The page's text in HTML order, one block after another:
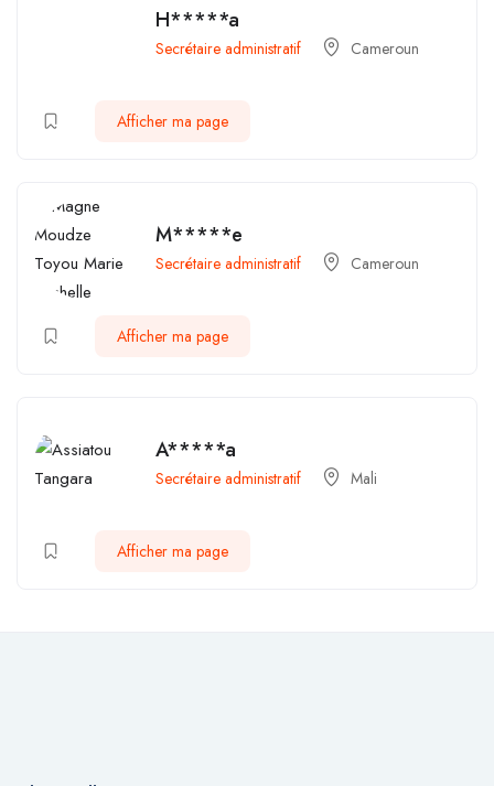
H*****a
Secrétaire administratif Cameroun
Afficher ma page
M*****e
Secrétaire administratif Cameroun
Afficher ma page
A*****a
Secrétaire administratif Mali
Afficher ma page